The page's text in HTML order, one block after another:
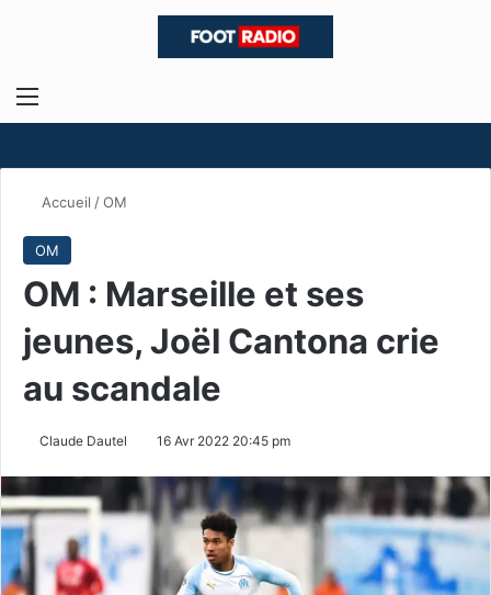
Menu
Accueil /OM
OM
OM : Marseille et ses
jeunes, Joël Cantona crie
au scandale
Claude Dautel 16 Avr 2022 20:45 pm